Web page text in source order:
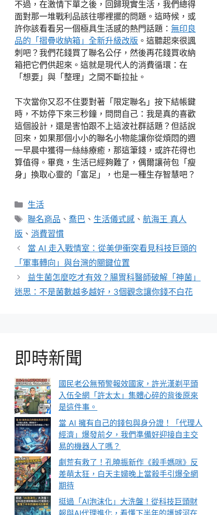
不過，在激情下單之後，回歸現實生活，我們總得
面對那一堆戰利品該往哪裡擺的問題。這時候，或
許你該看看另一個極具生活感的熱門話題： 無印良
品的「摺疊收納箱」全新升級改版 。這聽起來很諷
刺吧？我們花錢買了聯名公仔，然後再花錢買收納
箱把它們供起來。這就是現代人的消費循環：在
「想要」與「整理」之間不斷拉扯。
下次當你又忍不住要對著「限定聯名」按下結帳鍵
時，不妨停下來三秒鐘，問問自己：我是真的喜歡
這個設計，還是害怕跟不上這波社群話題？但話說
回來，如果那個小小的聯名小物能讓你從煩悶的週
一早晨中獲得一絲絲療癒，那這筆錢，或許花得也
算值得。畢竟，生活已經夠難了，偶爾讓荷包「瘦
身」換取心靈的「富足」，也是一種生存智慧吧？
分
類
生活
標
籤
聯名商品 、喬巴 、 生活儀式感 、航海王 真人
版 、 消費習慣
當 AI 走入戰情室：從美伊衝突看見科技巨頭的
「軍事轉向」與台灣的關鍵位置
益生菌怎麼吃才有效？腸胃科醫師破解「神菌」
迷思：不是菌數越多越好，3個觀念讓你錢不白花
即時新聞
國民老公無預警報效國家，許光漢剃平頭
入伍全網「許太太」集體心碎的背後原來
是這件事。
當 AI 擁有自己的錢包與身分證！「代理人
經濟」爆發前夕，我們準備好迎接自主交
易的機器人了嗎？
劇荒有救了！孔曉振新作《殺手媽咪》反
差萌太狂，白天主婦晚上當殺手引爆全網
期待
挺過「AI泡沫化」大洗盤！從科技巨頭財
報與AI代理進化，看懂下半年的護城河在